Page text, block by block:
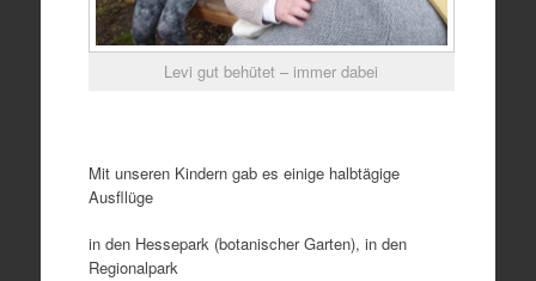
Levi gut behütet – immer dabei
Mit unseren Kindern gab es einige halbtägige
Ausfllüge
in den Hessepark (botanischer Garten), in den
Regionalpark